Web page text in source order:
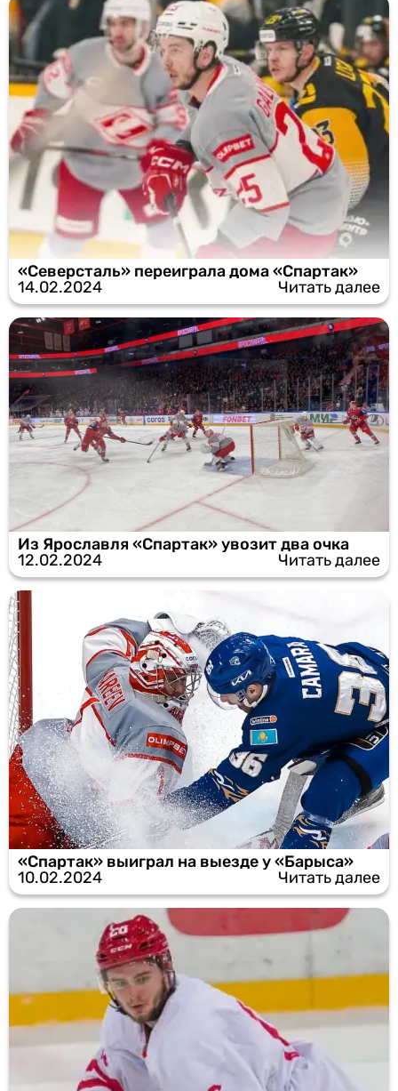
«Северсталь» переиграла дома «Спартак»
14.02.2024
Читать далее
Из Ярославля «Спартак» увозит два очка
12.02.2024
Читать далее
«Спартак» выиграл на выезде у «Барыса»
10.02.2024
Читать далее